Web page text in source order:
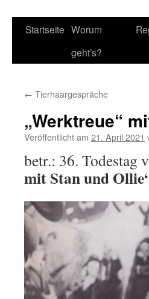
Startseite Worum
geht’s?
← Tierhaargespräche
„Werktreue“
Veröffentlicht am 21. April 2021
betr.: 36. Todestag
mit Stan und